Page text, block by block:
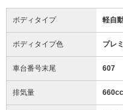
ボディタイプ 軽自
ボディタイプ色 プレ
車台番号末尾 607
排気量 660cc